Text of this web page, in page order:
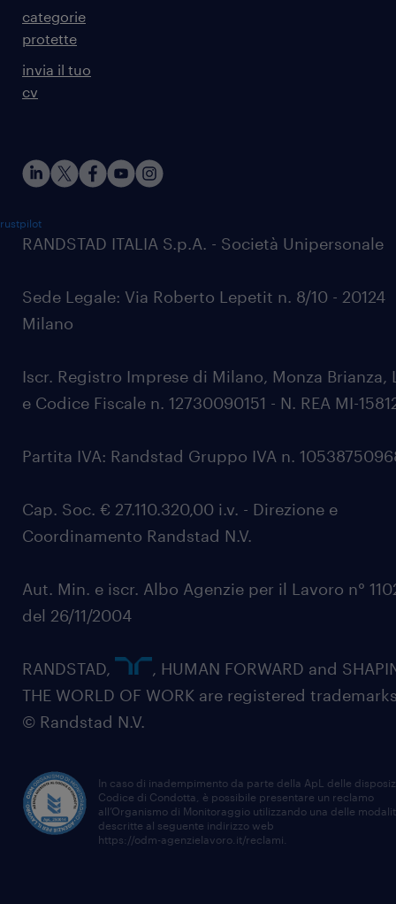
categorie
protette
invia il tuo
cv
RANDSTAD ITALIA S.p.A. - Società Unipersonale
Sede Legale: Via Roberto Lepetit n. 8/10 - 20124
Milano
Iscr. Registro Imprese di Milano, Monza Brianza,
e Codice Fiscale n. 12730090151 - N. REA MI-
Partita IVA: Randstad Gruppo IVA n.
Cap. Soc. € 27.110.320,00 i.v. - Direzione e
Coordinamento Randstad N.V.
Aut. Min. e iscr. Albo Agenzie per il Lavoro n°
del 26/11/2004
RANDSTAD,
, HUMAN FORWARD and
THE WORLD OF WORK are registered
© Randstad N.V.
In caso di inadempimento da parte della ApL delle
Codice di Condotta, è possibile presentare un reclamo
all’Organismo di Monitoraggio utilizzando una delle
descritte al seguente indirizzo web
https://odm-agenzielavoro.it/reclami